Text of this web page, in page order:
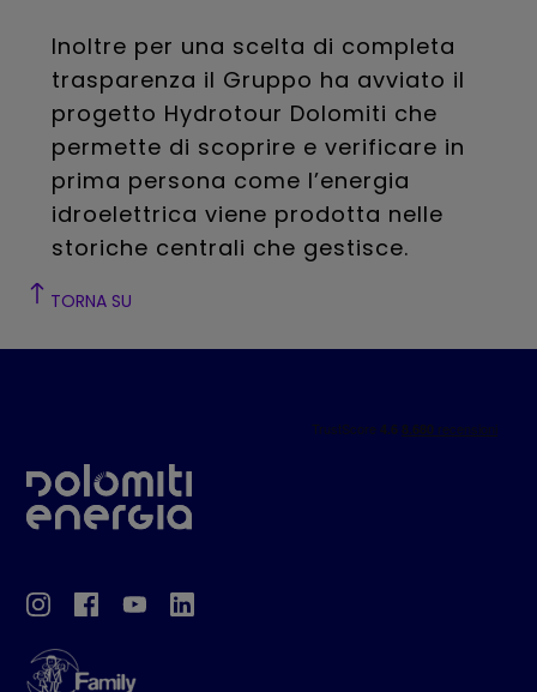
Inoltre per una scelta di completa
trasparenza il Gruppo ha avviato il
progetto Hydrotour Dolomiti che
permette di scoprire e verificare in
prima persona come l’energia
idroelettrica viene prodotta nelle
storiche centrali che gestisce.
TORNA SU